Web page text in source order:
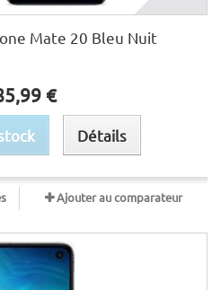
Mate 20 Bleu Nuit
€
Détails
Ajouter au comparateur